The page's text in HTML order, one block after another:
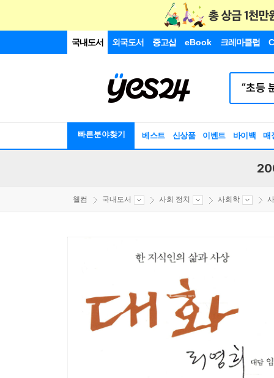
국내도서 외국도서 중고샵 eBook 크레마클럽
빠른분야찾기 베스트 신상품 이벤트 바이백 매
웰컴 국내도서 사회 정치 사회학